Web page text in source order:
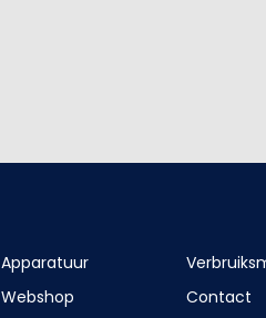
Apparatuur
Webshop Contact